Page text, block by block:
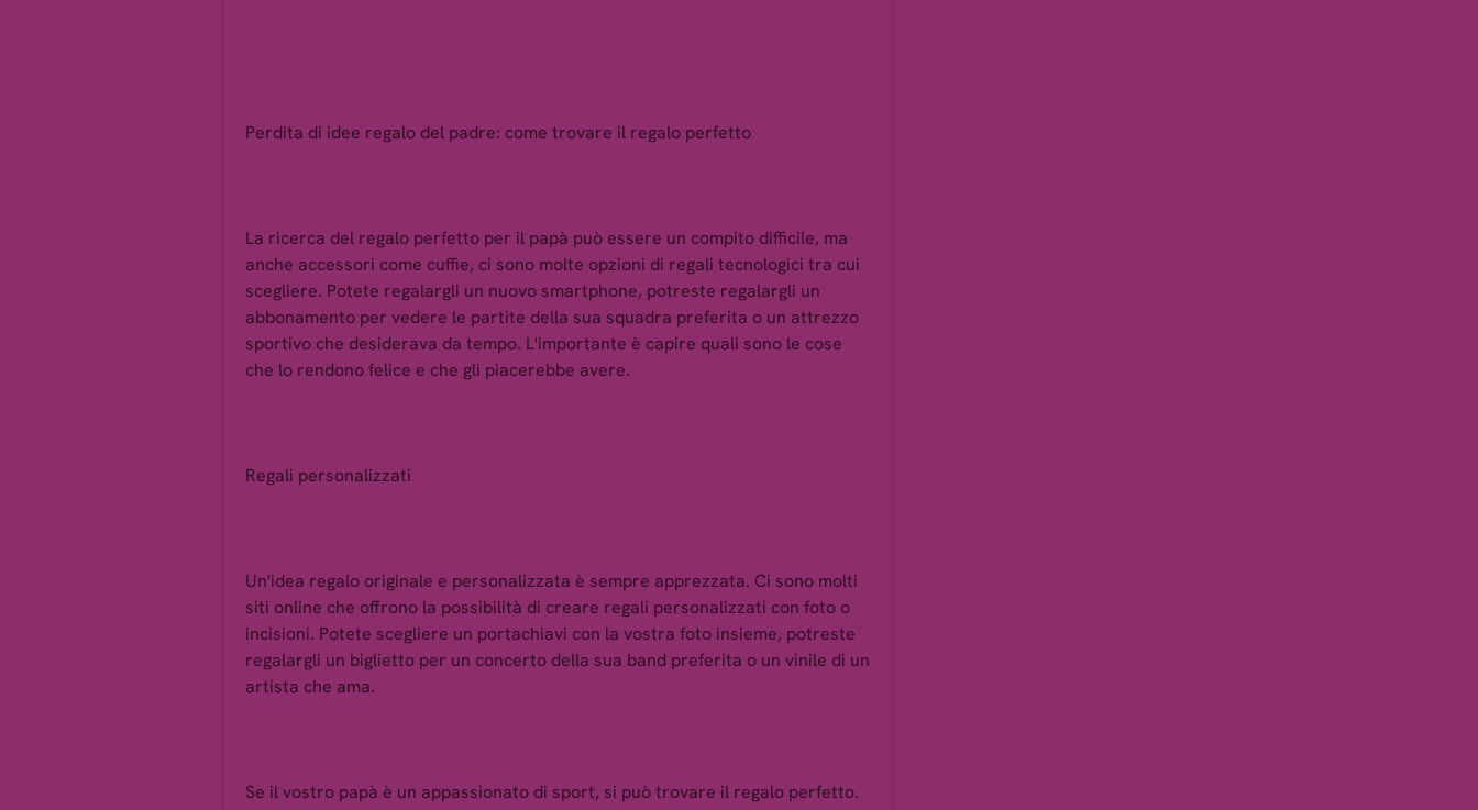
Perdita di idee regalo del padre: come trovare il regalo perfetto
La ricerca del regalo perfetto per il papà può essere un compito difficile, ma
anche accessori come cuffie, ci sono molte opzioni di regali tecnologici tra cui
scegliere. Potete regalargli un nuovo smartphone, potreste regalargli un
abbonamento per vedere le partite della sua squadra preferita o un attrezzo
sportivo che desiderava da tempo. L'importante è capire quali sono le cose
che lo rendono felice e che gli piacerebbe avere.
Regali personalizzati
Un'idea regalo originale e personalizzata è sempre apprezzata. Ci sono molti
siti online che offrono la possibilità di creare regali personalizzati con foto o
incisioni. Potete scegliere un portachiavi con la vostra foto insieme, potreste
regalargli un biglietto per un concerto della sua band preferita o un vinile di un
artista che ama.
Se il vostro papà è un appassionato di sport, si può trovare il regalo perfetto.